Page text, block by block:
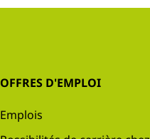
OFFRES D'EMPLOI
Emplois